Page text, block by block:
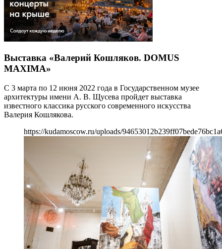
Выставка «Валерий Кошляков. DOMUS
MAXIMA»
С 3 марта по 12 июня 2022 года в Государственном музее
архитектуры имени А. В. Щусева пройдет выставка
известного классика русского современного искусства
Валерия Кошлякова.
https://kudamoscow.ru/uploads/